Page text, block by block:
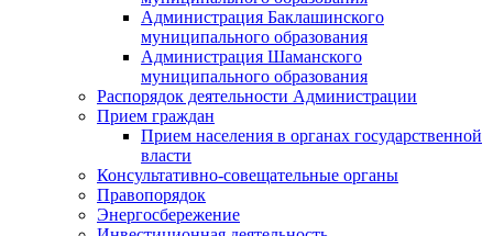
Администрация Баклашинского
муниципального образования
Администрация Шаманского
муниципального образования
Распорядок деятельности Администрации
Прием граждан
Прием населения в органах государственной
власти
Консультативно-совещательные органы
Правопорядок
Энергосбережение